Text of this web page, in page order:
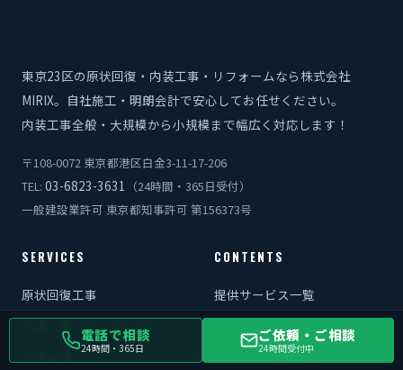
東京23区の原状回復・内装工事・リフォームなら株式会社
MIRIX。自社施工・明朗会計で安心してお任せください。
内装工事全般・大規模から小規模まで幅広く対応します！
〒108-0072 東京都港区白金3-11-17-206
TEL: 03-6823-3631
（24時間・365日受付）
一般建設業許可 東京都知事許可 第156373号
SERVICES
原状回復工事
CONTENTS
提供サービス一覧
電話で相談
24時間・365日
ご依頼・ご相談
24時間受付中